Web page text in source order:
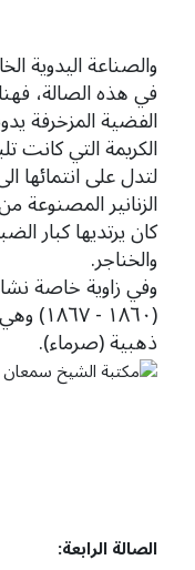
والصناعة اليدوية
في هذه الصالة،
الفضية المزخرفة
الكريمة التي كانت
لتدل على انتمائها
الزنانير المصنوعة
كان يرتديها كبار
والخناجر.
وفي زاوية خاصة
(١٨٦٠
ذهبية (صرماء).
الصالة الرابعة: